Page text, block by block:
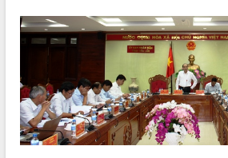
THÔNG TIN CHỈ ĐẠO ĐIỀU HÀNH
VĂN BẢN HĐND TỈNH
ĐIỂM TIN VĂN BẢN